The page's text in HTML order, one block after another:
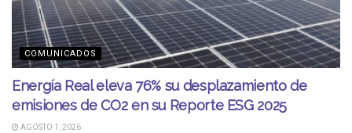
COMUNICADOS
Energía Real eleva 76% su desplazamiento de
emisiones de CO2 en su Reporte ESG 2025
AGOSTO 1, 2026